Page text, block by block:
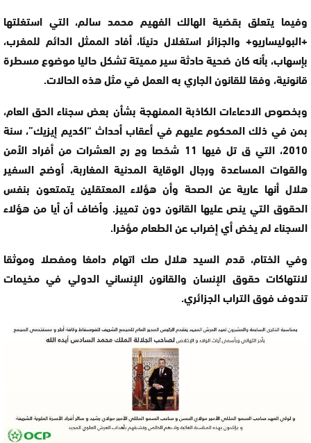
وفيما يتعلق بقضية الهالك الفهيم محمد سالم، التي استغلتها
+البوليساريو+ والجزائر استغلال دنيئا، أفاد الممثل الدائم للمغرب،
بإسهاب، بأنه كان ضحية حادثة سير مميتة تشكل حاليا موضوع مسطرة
قانونية، وفقا للقانون الجاري به العمل في مثل هذه الحالات.
وبخصوص الادعاءات الكاذبة الممنهجة بشأن بعض سجناء الحق العام،
بمن في ذلك المحكوم عليهم في أعقاب أحداث “اكديم إيزيك”، سنة
2010، التي ق تل فيها 11 شخصا وج رح العشرات من أفراد الأمن
والقوات المساعدة ورجال الوقاية المدنية المغاربة، أوضح السفير
هلال أنها عارية عن الصحة وأن هؤلاء المعتقلين يتمتعون بنفس
الحقوق التي ينص عليها القانون دون تمييز. وأضاف أن أيا من هؤلاء
السجناء لم يخض أي إضراب عن الطعام مؤخرا.
وفي الختام، قدم السيد هلال صك اتهام دامغا ومفصلا وموثقا
لانتهاكات حقوق الإنسان والقانون الإنساني الدولي في مخيمات
تندوف فوق التراب الجزائري.